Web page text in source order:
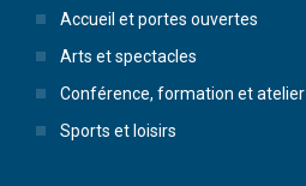
Accueil et portes ouvertes
Arts et spectacles
Conférence, formation et atelier
Sports et loisirs